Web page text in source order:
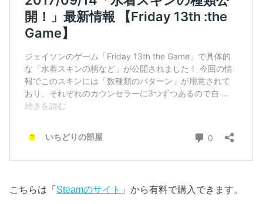
こちらは「Steamのサイト 」から有料で購入できます。